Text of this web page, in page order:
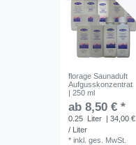
florage Saunaduft
Aufgusskonzentrat
| 250 ml
ab 8,50 € *
0.25 Liter | 34,00 €
/ Liter
*inkl. ges. MwSt.